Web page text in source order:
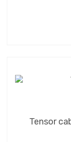
Tensor